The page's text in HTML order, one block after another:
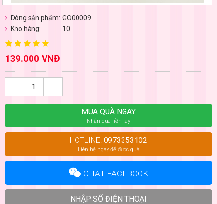
Dòng sản phẩm: GO00009
Kho hàng:
10
139.000 VNĐ
MUA QUÀ NGAY
Nhận quà liền tay
HOTLINE: 0973353102
Liên hệ ngay để được quà
CHAT FACEBOOK
NHẬP SỐ ĐIỆN THOẠI